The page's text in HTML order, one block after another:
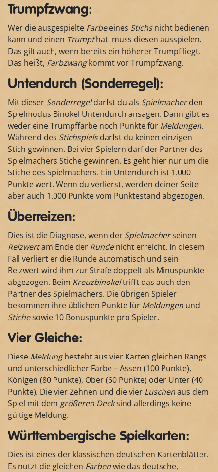
Trumpfzwang:
Wer die ausgespielte Farbeeines Stichsnicht bedienen
kann und einen Trumpfhat, muss diesen ausspielen.
Das gilt auch, wenn bereits ein höherer Trumpf liegt.
Das heißt, Farbzwangkommt vor Trumpfzwang.
Untendurch (Sonderregel):
Mit dieser Sonderregeldarfst du als Spielmacherden
Spielmodus Binokel Untendurch ansagen. Dann gibt es
weder eine Trumpffarbe noch Punkte für Meldungen.
Während des Stichspielsdarfst du keinen einzigen
Stich gewinnen. Bei vier Spielern darf der Partner des
Spielmachers Stiche gewinnen. Es geht hier nur um die
Stiche des Spielmachers. Ein Untendurch ist 1.000
Punkte wert. Wenn du verlierst, werden deiner Seite
aber auch 1.000 Punkte vom Punktestand abgezogen.
Überreizen:
Dies ist die Diagnose, wenn der Spielmacherseinen
Reizwertam Ende der Rundenicht erreicht. In diesem
Fall verliert er die Runde automatisch und sein
Reizwert wird ihm zur Strafe doppelt als Minuspunkte
abgezogen. Beim Kreuzbinokeltrifft das auch den
Partner des Spielmachers. Die übrigen Spieler
bekommen ihre üblichen Punkte für Meldungen und
Stichesowie 10 Bonuspunkte pro Spieler.
Vier Gleiche:
Diese Meldungbesteht aus vier Karten gleichen Rangs
und unterschiedlicher Farbe – Assen (100 Punkte),
Königen (80 Punkte), Ober (60 Punkte) oder Unter (40
Punkte). Die vier Zehnen und die vier Luschenaus dem
Spiel mit dem größeren Decksind allerdings keine
gültige Meldung.
Württembergische Spielkarten:
Dies ist eines der klassischen deutschen Kartenblätter.
Es nutzt die gleichen Farbenwie das deutsche,